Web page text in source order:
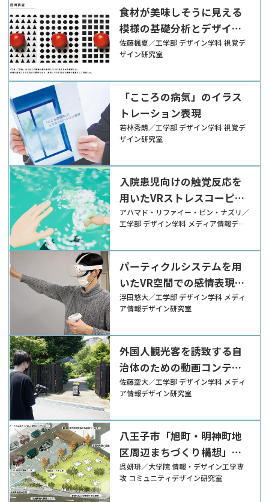
食材が美味しそうに見える
模様の基礎分析とデザイン
展開
佐藤楓夏／工学部 デザイン学科 視覚デ
ザイン研究室
「こころの病気」のイラス
トレーション表現
若林秀朗／工学部 デザイン学科 視覚デ
ザイン研究室
入院患児向けの触覚反応を
用いたVRストレスコーピン
グツールの開発
アハマド・リファイー・ビン・ナズリ／
工学部 デザイン学科 メディア情報デザ
パーティクルシステムを用
いたVR空間での感情表現ツ
ールの開発
浮田悠大／工学部 デザイン学科 メディ
ア情報デザイン研究室
外国人観光客を誘致する自
治体のための動画コンテン
ツの提案
佐藤空大／工学部 デザイン学科 メディ
ア情報デザイン研究室
八王子市「旭町・明神町地
区周辺まちづくり構想」に
おける都市型広場のあり方
呉妍琲／大学院 情報・デザイン工学専
攻 コミュニティデザイン研究室